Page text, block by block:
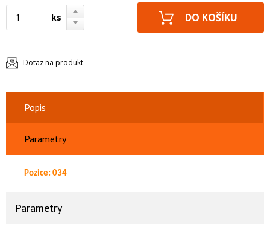
ks
Dotaz na produkt
Popis
Parametry
Pozice: 034
Parametry